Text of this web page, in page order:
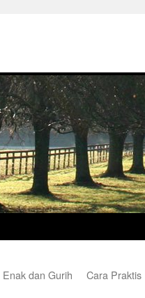
dan Gurih
Cara Praktis